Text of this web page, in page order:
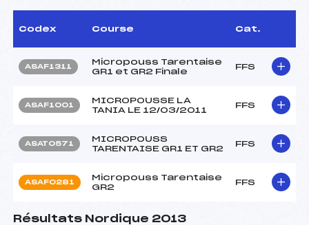
Codex Course Cat.
ASAF1311
Micropouss Tarentaise
GR1 et GR2 Finale
FFS
ASAF1001
MICROPOUSSE LA
TANIA LE 12/03/2011
FFS
ASAT0571
MICROPOUSS
TARENTAISE GR1 ET GR2
FFS
ASAF0281
Micropouss Tarentaise
GR2
FFS
Résultats Nordique 2013